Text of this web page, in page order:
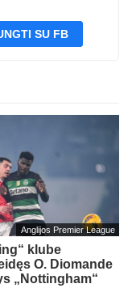
SU FB
Anglijos Premier League
klube
O. Diomande
„Nottingham“